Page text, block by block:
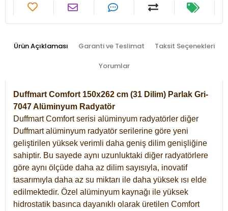
Ürün Açıklaması Garanti ve Teslimat Taksit Seçenekleri
Yorumlar
Duffmart Comfort 150x262 cm (31 Dilim) Parlak Gri-
7047 Alüminyum Radyatör
Duffmart Comfort serisi alüminyum radyatörler diğer
Duffmart alüminyum radyatör serilerine göre yeni
geliştirilen yüksek verimli daha geniş dilim genişliğine
sahiptir. Bu sayede aynı uzunluktaki diğer radyatörlere
göre aynı ölçüde daha az dilim sayısıyla, inovatif
tasarımıyla daha az su miktarı ile daha yüksek ısı elde
edilmektedir. Özel alüminyum kaynağı ile yüksek
hidrostatik basınca dayanıklı olarak üretilen Comfort